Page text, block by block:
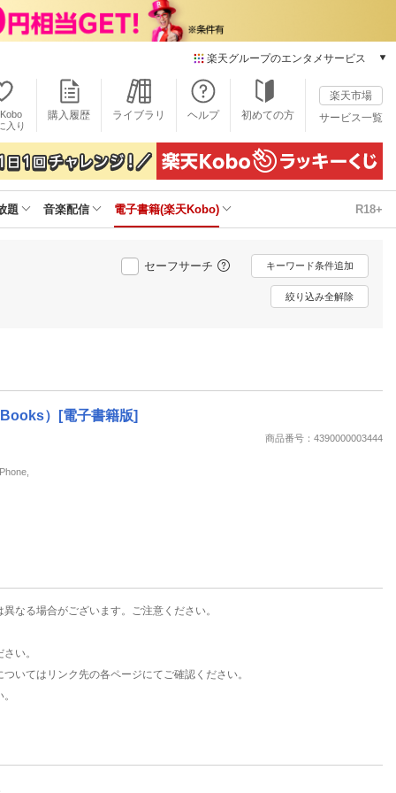
楽天グループのエンタメサービス
本/ゲーム/CD/DVD
楽天ブックス
電子書籍
楽天Kobo
雑誌読み放題
楽天ミュージック
動画配信
楽天TV
動画配信ガイド
推し楽
入り
購入履歴 ライブラリ ヘルプ 初めての方
楽天市場
サービス一覧
題 音楽配信 電子書籍(楽天Kobo) R18+
セーフサーチ キーワード条件追加
絞り込み全解除
）[電子書籍版]
商品番号：4390000003444
なる場合がございます。ご注意ください。
い。
いてはリンク先の各ページにてご確認ください。